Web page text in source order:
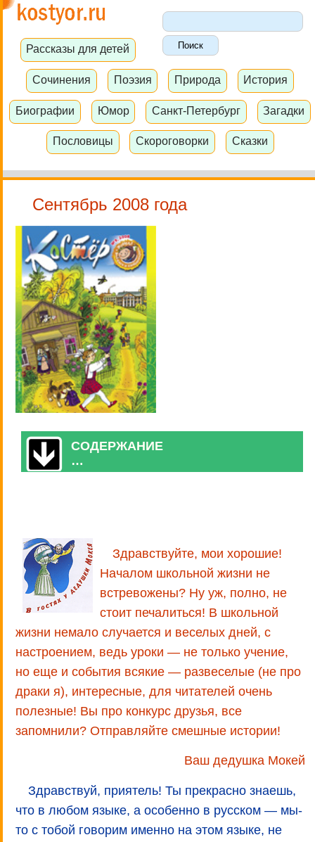
Рассказы для детей
Сочинения Поэзия Природа История
Биографии Юмор Санкт-Петербург Загадки
Пословицы Скороговорки Сказки
Сентябрь 2008 года
СОДЕРЖАНИЕ
…
Здравствуйте, мои хорошие!
Началом школьной жизни не
встревожены? Ну уж, полно, не
стоит печалиться! В школьной
жизни немало случается и веселых дней, с
настроением, ведь уроки — не только учение,
но еще и события всякие — развеселые (не про
драки я), интересные, для читателей очень
полезные! Вы про конкурс друзья, все
запомнили? Отправляйте смешные истории!
Ваш дедушка Мокей
Здравствуй, приятель! Ты прекрасно знаешь,
что в любом языке, а особенно в русском — мы-
то с тобой говорим именно на этом языке, не